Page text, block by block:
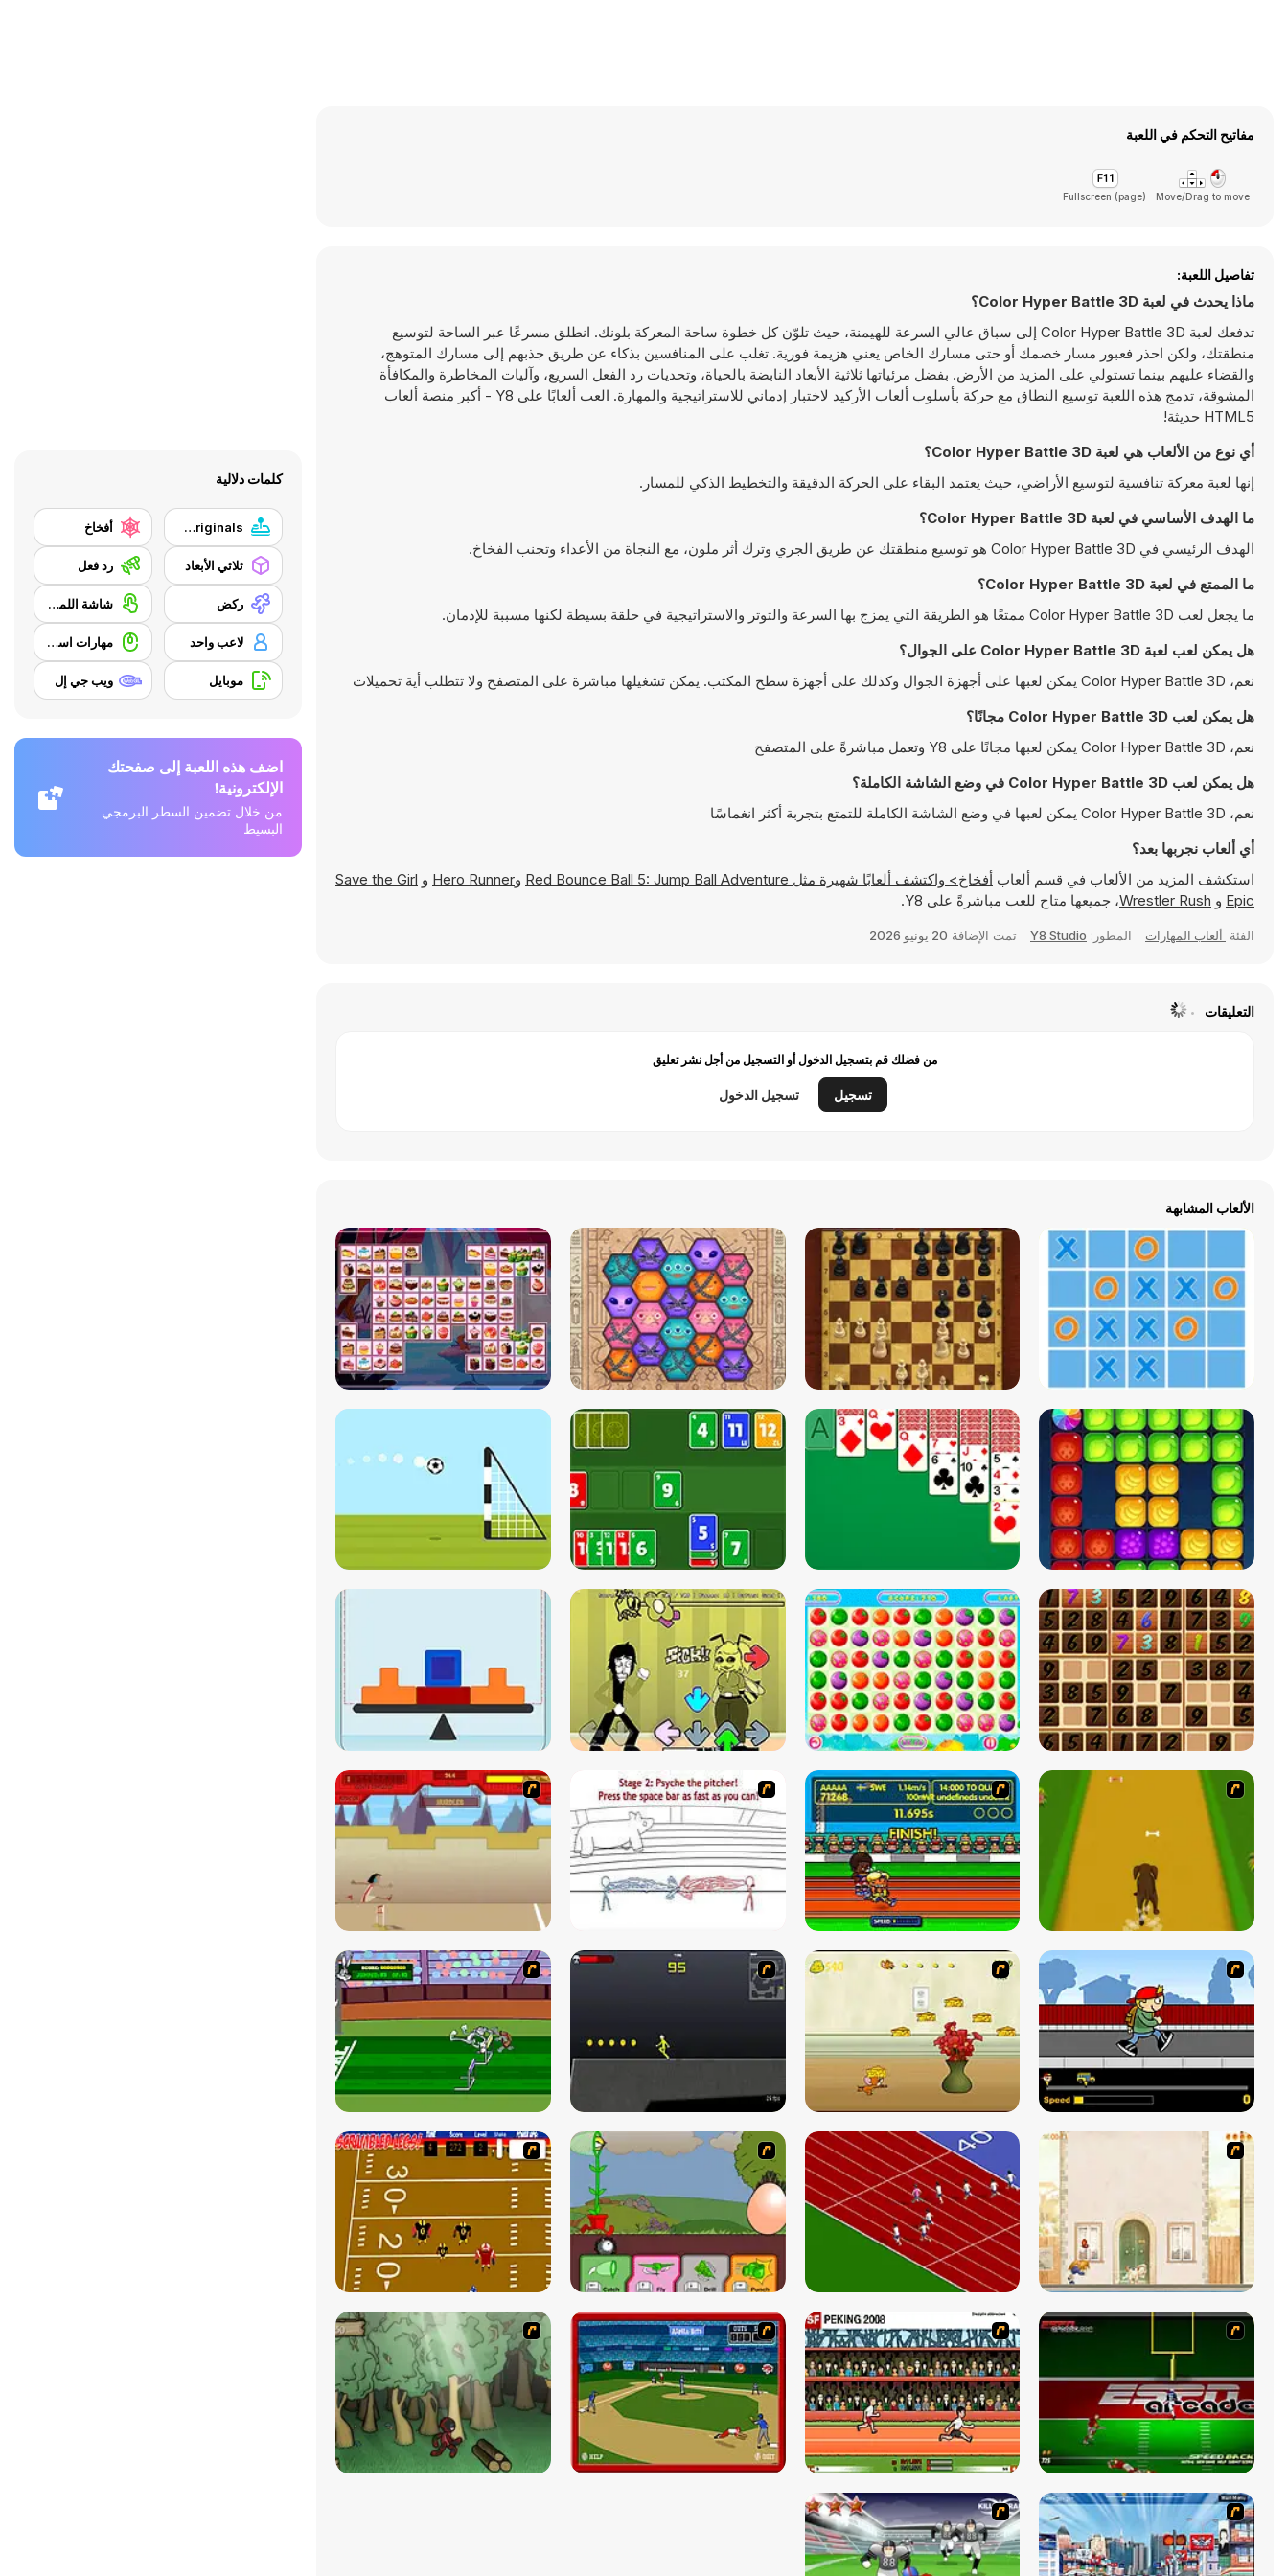
مفاتيح التحكم في اللعبة
Move/Drag to move
Fullscreen (page)
تفاصيل اللعبة:
ماذا يحدث في لعبة Color Hyper Battle 3D؟
تدفعك لعبة Color Hyper Battle 3D إلى سباق عالي السرعة للهيمنة، حيث تلوّن كل خطوة ساحة المعركة بلونك. انطلق مسرعًا عبر الساحة لتوسيع
منطقتك، ولكن احذر فعبور مسار خصمك أو حتى مسارك الخاص يعني هزيمة فورية. تغلب على المنافسين بذكاء عن طريق جذبهم إلى مسارك المتوهج،
والقضاء عليهم بينما تستولي على المزيد من الأرض. بفضل مرئياتها ثلاثية الأبعاد النابضة بالحياة، وتحديات رد الفعل السريع، وآليات المخاطرة والمكافأة
المشوقة، تدمج هذه اللعبة توسيع النطاق مع حركة بأسلوب ألعاب الأركيد لاختبار إدماني للاستراتيجية والمهارة. العب ألعابًا على Y8 - أكبر منصة ألعاب
HTML5 حديثة!
أي نوع من الألعاب هي لعبة Color Hyper Battle 3D؟
إنها لعبة معركة تنافسية لتوسيع الأراضي، حيث يعتمد البقاء على الحركة الدقيقة والتخطيط الذكي للمسار.
ما الهدف الأساسي في لعبة Color Hyper Battle 3D؟
الهدف الرئيسي في Color Hyper Battle 3D هو توسيع منطقتك عن طريق الجري وترك أثر ملون، مع النجاة من الأعداء وتجنب الفخاخ.
ما الممتع في لعبة Color Hyper Battle 3D؟
ما يجعل لعب Color Hyper Battle 3D ممتعًا هو الطريقة التي يمزج بها السرعة والتوتر والاستراتيجية في حلقة بسيطة لكنها مسببة للإدمان.
هل يمكن لعب لعبة Color Hyper Battle 3D على الجوال؟
نعم، Color Hyper Battle 3D يمكن لعبها على أجهزة الجوال وكذلك على أجهزة سطح المكتب. يمكن تشغيلها مباشرة على المتصفح ولا تتطلب أية تحميلات
هل يمكن لعب Color Hyper Battle 3D مجانًا؟
نعم، Color Hyper Battle 3D يمكن لعبها مجانًا على Y8 وتعمل مباشرةً على المتصفح
هل يمكن لعب Color Hyper Battle 3D في وضع الشاشة الكاملة؟
نعم، Color Hyper Battle 3D يمكن لعبها في وضع الشاشة الكاملة للتمتع بتجربة أكثر انغماسًا
أي ألعاب نجربها بعد؟
استكشف المزيد من الألعاب في قسم ألعاب أفخاخ> واكتشف ألعابًا شهيرة مثل Red Bounce Ball 5: Jump Ball Adventure وHero Runner و Save the Girl
Epic و Wrestler Rush، جميعها متاح للعب مباشرةً على Y8.
الفئة ألعاب المهارات المطور: Y8 Studio تمت الإضافة 20 يونيو 2026
التعليقات
من فضلك قم بتسجيل الدخول أو التسجيل من أجل نشر تعليق
تسجيل تسجيل الدخول
الألعاب المشابهة
كلمات دلالية
Y8 Originals أفخاخ
ثلاثي الأبعاد رد فعل
ركض شاشة اللمس
لاعب واحد مهارات استخدام الفأرة
موبايل ويب جي إل
اضف هذه اللعبة إلى صفحتك
الإلكترونية!
من خلال تضمين السطر البرمجي
البسيط